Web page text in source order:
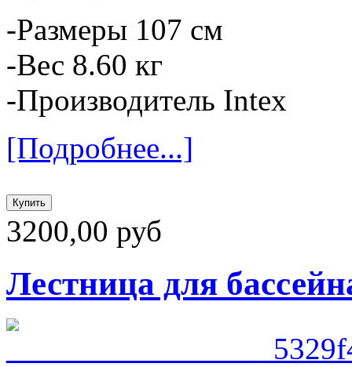
-Размеры 107 см
-Вес 8.60 кг
-Производитель Intex
[Подробнее...]
3200,00 руб
Лестница для